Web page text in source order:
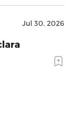
Jul 30, 2026